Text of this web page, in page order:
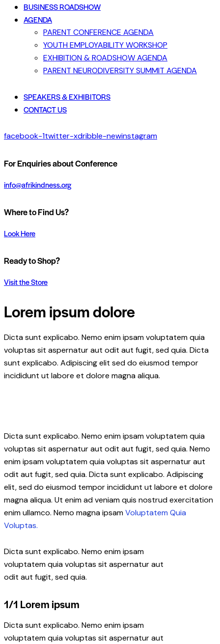
BUSINESS ROADSHOW
AGENDA
PARENT CONFERENCE AGENDA
YOUTH EMPLOYABILITY WORKSHOP
EXHIBITION & ROADSHOW AGENDA
PARENT NEURODIVERSITY SUMMIT AGENDA
SPEAKERS & EXHIBITORS
CONTACT US
facebook-1twitter-xdribble-newinstagram
For Enquiries about Conference
info@afrikindness.org
Where to Find Us?
Look Here
Ready to Shop?
Visit the Store
Lorem ipsum dolore
Dicta sunt explicabo. Nemo enim ipsam voluptatem quia
voluptas sit aspernatur aut odit aut fugit, sed quia. Dicta
sunt explicabo. Adipiscing elit sed do eiusmod tempor
incididunt ut labore et dolore magna aliqua.
Dicta sunt explicabo. Nemo enim ipsam voluptatem quia
voluptas sit aspernatur aut odit aut fugit, sed quia. Nemo
enim ipsam voluptatem quia voluptas sit aspernatur aut
odit aut fugit, sed quia. Dicta sunt explicabo. Adipiscing
elit, sed do eiusmod tempor incididunt ut labore et dolore
magna aliqua. Ut enim ad veniam quis nostrud exercitation
enim ullamco. Nemo magna ipsamVoluptatem Quia
Voluptas.
Dicta sunt explicabo. Nemo enim ipsam
voluptatem quia voluptas sit aspernatur aut
odit aut fugit, sed quia.
1/1 Lorem ipsum
Dicta sunt explicabo. Nemo enim ipsam
voluptatem quia voluptas sit aspernatur aut